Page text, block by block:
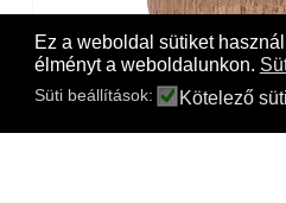
Ez a weboldal sütiket
élményt a weboldalunkon.
Süti beállítások:
Kötelező